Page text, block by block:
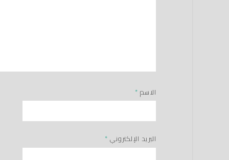
الاسم *
البريد الإلكتروني *